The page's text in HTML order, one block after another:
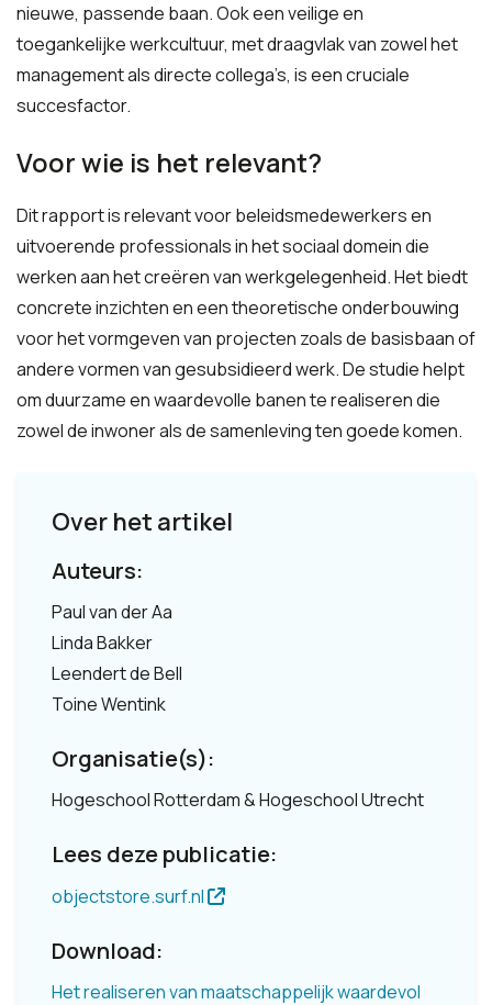
nieuwe, passende baan. Ook een veilige en
toegankelijke werkcultuur, met draagvlak van zowel het
management als directe collega’s, is een cruciale
succesfactor.
Voor wie is het relevant?
Dit rapport is relevant voor beleidsmedewerkers en
uitvoerende professionals in het sociaal domein die
werken aan het creëren van werkgelegenheid. Het biedt
concrete inzichten en een theoretische onderbouwing
voor het vormgeven van projecten zoals de basisbaan of
andere vormen van gesubsidieerd werk. De studie helpt
om duurzame en waardevolle banen te realiseren die
zowel de inwoner als de samenleving ten goede komen.
Over het artikel
Auteurs:
Paul van der Aa
Linda Bakker
Leendert de Bell
Toine Wentink
Organisatie(s):
Hogeschool Rotterdam & Hogeschool Utrecht
Lees deze publicatie:
objectstore.surf.nl
Download:
Het realiseren van maatschappelijk waardevol